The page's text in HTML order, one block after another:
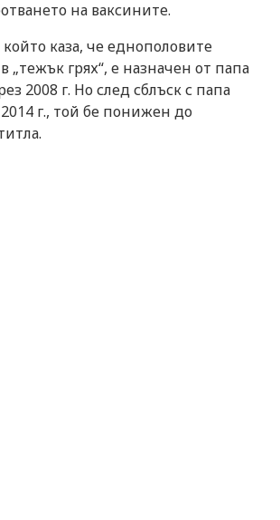
на ваксините.
каза, че еднополовите
„тежък грях“, е назначен от папа
2008 г. Но след сблъск с папа
г., той бе понижен до